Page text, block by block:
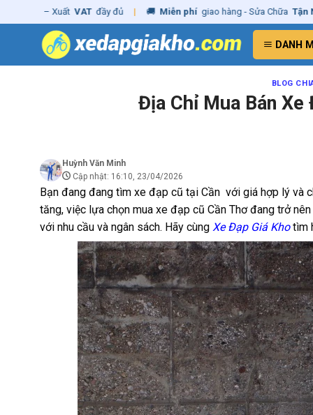
to
VAT đầy đủ | 🚚 Miễn phí giao hàng - Sửa Chữa Tận Nhà ✓
DANH
BLOG
Địa Chỉ Mua Bán
Huỳnh Văn Minh
Cập nhật: 16:10, 23/04/2026
Bạn đang đang tìm xe đạp cũ tại Cần với giá hợp lý và
tăng, việc lựa chọn mua xe đạp cũ Cần Thơ đang trở
với nhu cầu và ngân sách. Hãy cùng Xe Đạp Giá Khotìm